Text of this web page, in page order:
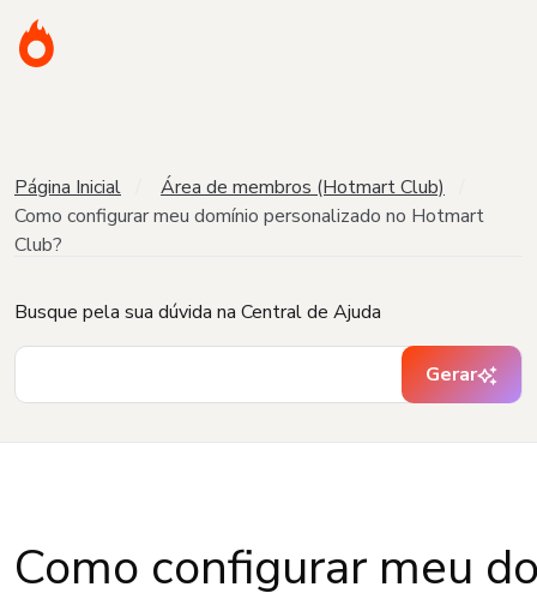
Página Inicial
Área de membros (Hotmart Club)
Como configurar meu domínio personalizado no Hotmart
Club?
Busque pela sua dúvida na Central de Ajuda
Gerar
Como configurar meu